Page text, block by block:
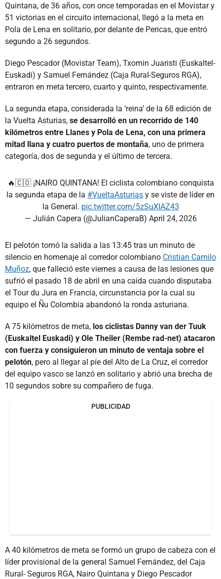
Quintana, de 36 años, con once temporadas en el Movistar y
51 victorias en el circuito internacional, llegó a la meta en
Pola de Lena en solitario, por delante de Pericas, que entró
segundo a 26 segundos.
Diego Pescador (Movistar Team), Txomin Juaristi (Euskaltel-
Euskadi) y Samuel Fernández (Caja Rural-Seguros RGA),
entraron en meta tercero, cuarto y quinto, respectivamente.
La segunda etapa, considerada la ‘reina’ de la 68 edición de
la Vuelta Asturias, se desarrolló en un recorrido de 140
kilómetros entre Llanes y Pola de Lena, con una primera
mitad llana y cuatro puertos de montaña, uno de primera
categoría, dos de segunda y el último de tercera.
🔥🇨🇴 ¡NAIRO QUINTANA! El ciclista colombiano conquista
la segunda etapa de la #VueltaAsturias y se viste de líder en
la General. pic.twitter.com/5zSuXIAZ43
— Julián Capera (@JulianCaperaB) April 24, 2026
El pelotón tomó la salida a las 13:45 tras un minuto de
silencio en homenaje al corredor colombiano Cristian Camilo
Muñoz, que falleció este viernes a causa de las lesiones que
sufrió el pasado 18 de abril en una caída cuando disputaba
el Tour du Jura en Francia, circunstancia por la cual su
equipo el Ñu Colombia abandonó la ronda asturiana.
A 75 kilómetros de meta, los ciclistas Danny van der Tuuk
(Euskaltel Euskadi) y Ole Theiler (Rembe rad-net) atacaron
con fuerza y consiguieron un minuto de ventaja sobre el
pelotón, pero al llegar al píe del Alto de La Cruz, el corredor
del equipo vasco se lanzó en solitario y abrió una brecha de
10 segundos sobre su compañero de fuga.
PUBLICIDAD
A 40 kilómetros de meta se formó un grupo de cabeza con el
líder provisional de la general Samuel Fernández, del Caja
Rural- Seguros RGA, Nairo Quintana y Diego Pescador